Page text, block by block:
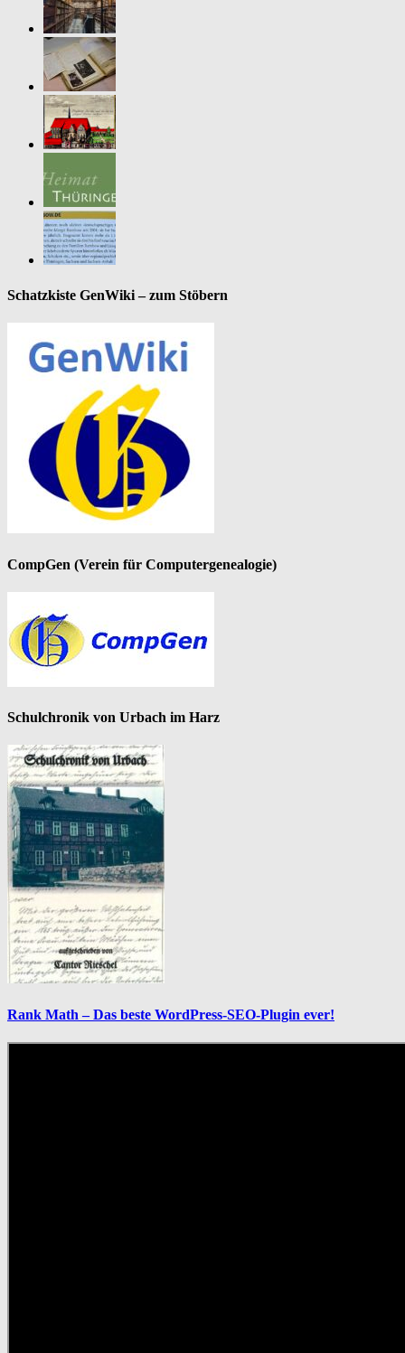
Schatzkiste GenWiki – zum Stöbern
CompGen (Verein für Computergenealogie)
Schulchronik von Urbach im Harz
Rank Math – Das beste WordPress-SEO-Plugin ever!